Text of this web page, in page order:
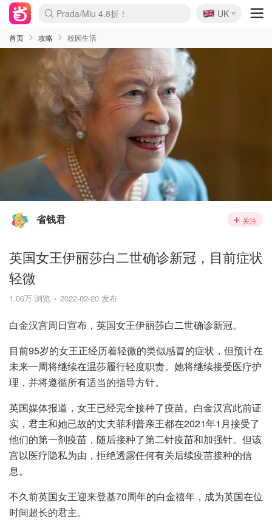
麦卢卡蜂蜜夏促！个位数！
Prada/Miu 4.8折！
啥？必胜客披萨5折！
🇬🇧
UK
首页 攻略 校园生活
省钱君 关注
英国女王伊丽莎白二世确诊新冠，目前症状
轻微
1.06万 浏览 2022-02-20 发布
白金汉宫周日宣布，英国女王伊丽莎白二世确诊新冠。
目前95岁的女王正经历着轻微的类似感冒的症状，但预计在
未来一周将继续在温莎履行轻度职责。她将继续接受医疗护
理，并将遵循所有适当的指导方针。
英国媒体报道，女王已经完全接种了疫苗。白金汉宫此前证
实，君主和她已故的丈夫菲利普亲王都在2021年1月接受了
他们的第一剂疫苗，随后接种了第二针疫苗和加强针。但该
宫以医疗隐私为由，拒绝透露任何有关后续疫苗接种的信
息。
不久前英国女王迎来登基70周年的白金禧年，成为英国在位
时间超长的君主。